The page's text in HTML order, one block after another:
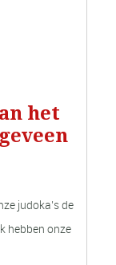
het
judoka’s de
hebben onze